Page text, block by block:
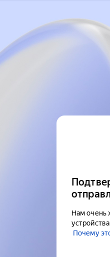
Нам очень
Почему